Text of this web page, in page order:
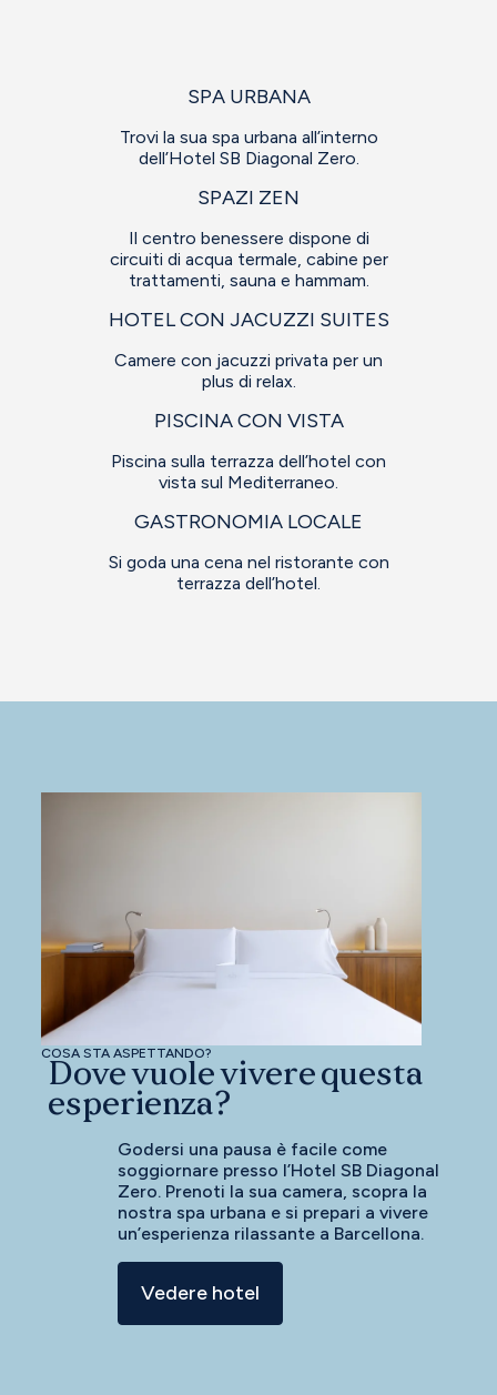
SPA URBANA
Trovi la sua spa urbana all’interno
dell’Hotel SB Diagonal Zero.
SPAZI ZEN
Il centro benessere dispone di
circuiti di acqua termale, cabine per
trattamenti, sauna e hammam.
HOTEL CON JACUZZI SUITES
Camere con jacuzzi privata per un
plus di relax.
PISCINA CON VISTA
Piscina sulla terrazza dell’hotel con
vista sul Mediterraneo.
GASTRONOMIA LOCALE
Si goda una cena nel ristorante con
terrazza dell’hotel.
COSA STA ASPETTANDO?
Dove vuole vivere questa
esperienza?
Godersi una pausa è facile come
soggiornare presso l’Hotel SB Diagonal
Zero. Prenoti la sua camera, scopra la
nostra spa urbana e si prepari a vivere
un’esperienza rilassante a Barcellona.
Vedere hotel